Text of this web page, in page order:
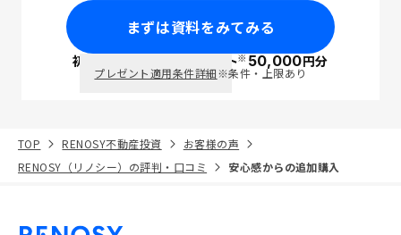
まずは資料をみてみる
初回面談で ポイント※50,000円分
プレゼント適用条件詳細※条件・上限あり
TOP RENOSY不動産投資
お客様の声
RENOSY（リノシー）の評判・口コミ
安心感からの追加購入